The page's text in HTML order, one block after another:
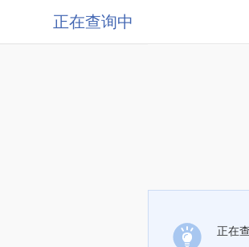
正在查询中
正在